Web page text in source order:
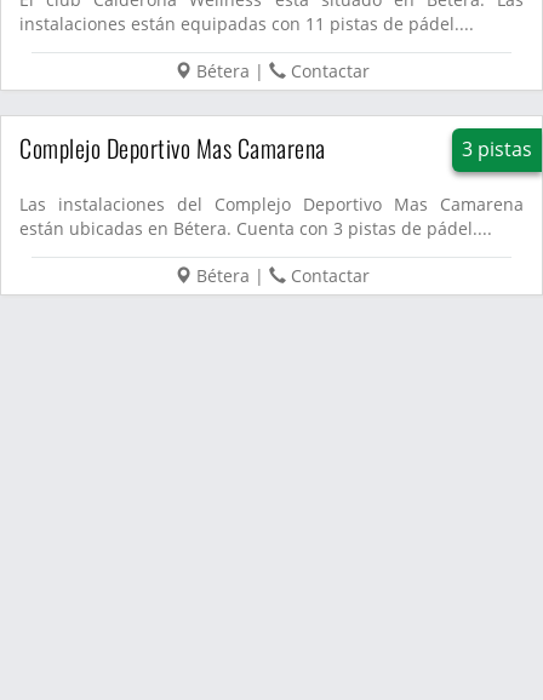
instalaciones están equipadas con 11 pistas de pádel....
Bétera | Contactar
Complejo Deportivo Mas Camarena 3 pistas
Las instalaciones del Complejo Deportivo Mas Camarena
están ubicadas en Bétera. Cuenta con 3 pistas de pádel....
Bétera | Contactar